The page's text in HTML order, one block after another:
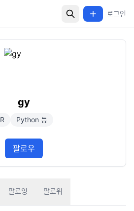
로그인
gy
R Python 등
팔로우
팔로잉 팔로워